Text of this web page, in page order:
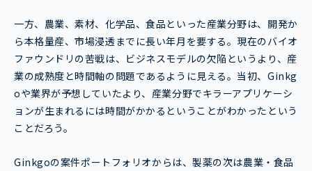
一方、農業、素材、化学品、食品といった産業分野は、開発か
ら本格量産、市場浸透までに長い年月を要する。現在のバイオ
ファウンドリの苦戦は、ビジネスモデルの欠陥というより、産
業の成熟度と時間軸の問題であるように見える。当初、Ginkg
oや業界が予想していたより、産業分野でキラーアプリケーシ
ョンが生まれるには時間がかかるということがわかったという
ことだろう。
Ginkgoの案件ポートフォリオからは、製薬の次は農業・食品